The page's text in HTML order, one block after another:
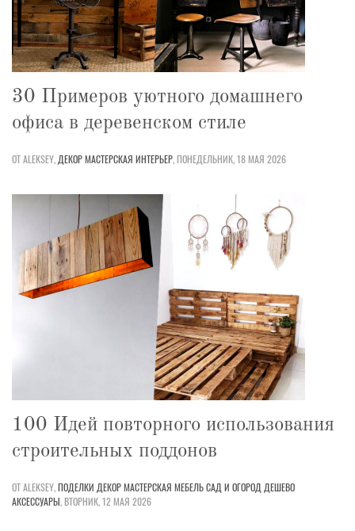
30 Примеров уютного домашнего
офиса в деревенском стиле
ОТ ALEKSEY, ДЕКОРМАСТЕРСКАЯ ИНТЕРЬЕР,ПОНЕДЕЛЬНИК, 18 МАЯ 2026
100 Идей повторного использования
строительных поддонов
ОТ ALEKSEY,ПОДЕЛКИ ДЕКОРМАСТЕРСКАЯ МЕБЕЛЬСАД И ОГОРОД ДЕШЕВО
АКСЕССУАРЫ,ВТОРНИК, 12 МАЯ 2026